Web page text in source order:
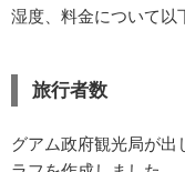
湿度、料金について以
旅行者数
グアム政府観光局が出